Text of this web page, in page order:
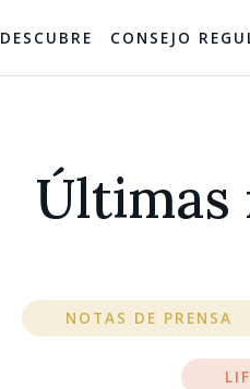
DESCUBRE CONSEJO
Últimas
NOTAS DE PRENSA